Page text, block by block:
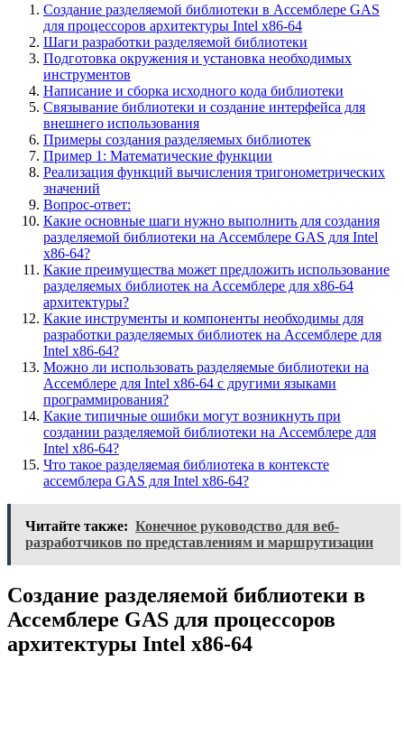
Создание разделяемой библиотеки в Ассемблере GAS
для процессоров архитектуры Intel x86-64
Шаги разработки разделяемой библиотеки
Подготовка окружения и установка необходимых
инструментов
Написание и сборка исходного кода библиотеки
Связывание библиотеки и создание интерфейса для
внешнего использования
Примеры создания разделяемых библиотек
Пример 1: Математические функции
Реализация функций вычисления тригонометрических
значений
Вопрос-ответ:
Какие основные шаги нужно выполнить для создания
разделяемой библиотеки на Ассемблере GAS для Intel
x86-64?
Какие преимущества может предложить использование
разделяемых библиотек на Ассемблере для x86-64
архитектуры?
Какие инструменты и компоненты необходимы для
разработки разделяемых библиотек на Ассемблере для
Intel x86-64?
Можно ли использовать разделяемые библиотеки на
Ассемблере для Intel x86-64 с другими языками
программирования?
Какие типичные ошибки могут возникнуть при
создании разделяемой библиотеки на Ассемблере для
Intel x86-64?
Что такое разделяемая библиотека в контексте
ассемблера GAS для Intel x86-64?
Читайте также: Конечное руководство для веб-
разработчиков по представлениям и маршрутизации
Создание разделяемой библиотеки в
Ассемблере GAS для процессоров
архитектуры Intel x86-64